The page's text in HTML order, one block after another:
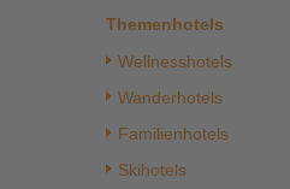
Themenhotels
Wellnesshotels
Wanderhotels
Familienhotels
Skihotels